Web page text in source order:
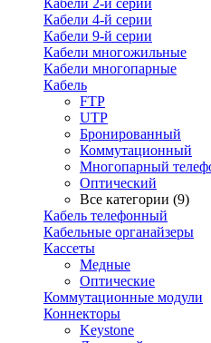
Кабели 2-й серии
Кабели 4-й серии
Кабели 9-й серии
Кабели многожильные
Кабели многопарные
Кабель
FTP
UTP
Бронированный
Коммутационный
Многопарный
Оптический
Все категории (9)
Кабель телефонный
Кабельные органайзеры
Кассеты
Медные
Оптические
Коммутационные модули
Коннекторы
Keystone